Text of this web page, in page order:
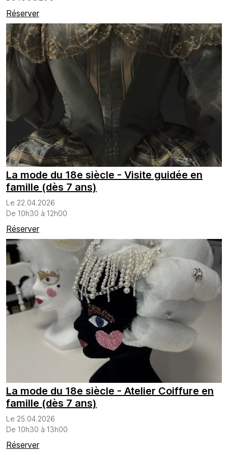
Réserver
La mode du 18e siècle - Visite guidée en
famille (dès 7 ans)
Le 22.04.2026
De 10h30 à 12h00
Réserver
La mode du 18e siècle - Atelier Coiffure en
famille (dès 7 ans)
Le 25.04.2026
De 10h30 à 13h00
Réserver